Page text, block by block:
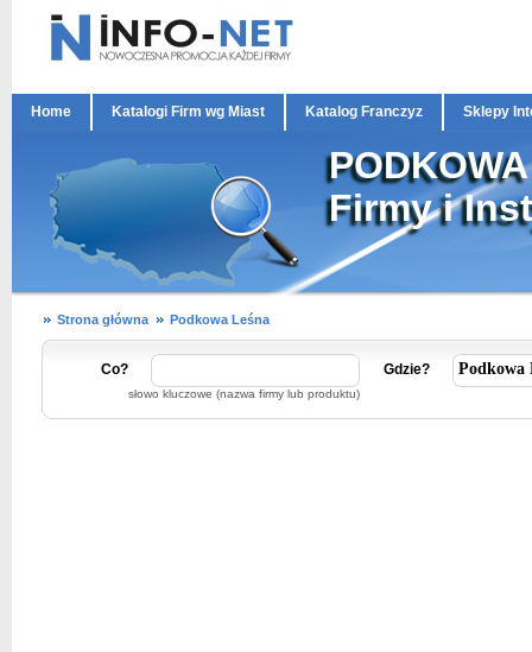
Home Katalogi Firm wg Miast Katalog Franczyz Sklepy
Firmy i
Strona główna Podkowa Leśna
Co?
słowo kluczowe (nazwa firmy lub produktu)
Gdzie?